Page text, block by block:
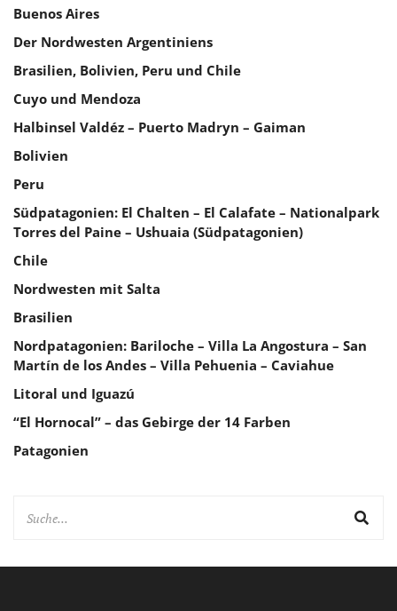
Buenos Aires
Der Nordwesten Argentiniens
Brasilien, Bolivien, Peru und Chile
Cuyo und Mendoza
Halbinsel Valdéz – Puerto Madryn – Gaiman
Bolivien
Peru
Südpatagonien: El Chalten – El Calafate – Nationalpark
Torres del Paine – Ushuaia (Südpatagonien)
Chile
Nordwesten mit Salta
Brasilien
Nordpatagonien: Bariloche – Villa La Angostura – San
Martín de los Andes – Villa Pehuenia – Caviahue
Litoral und Iguazú
“El Hornocal” – das Gebirge der 14 Farben
Patagonien